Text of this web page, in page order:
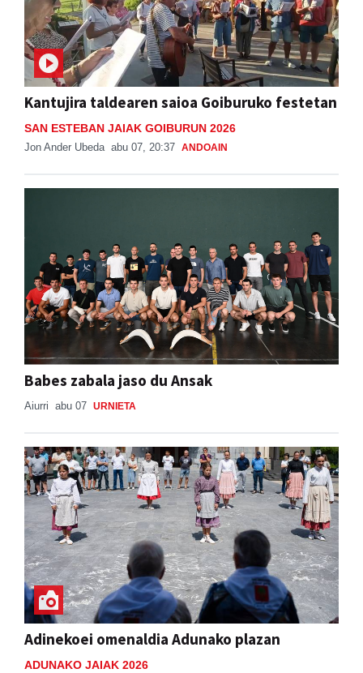
Kantujira taldearen saioa Goiburuko festetan
SAN ESTEBAN JAIAK GOIBURUN 2026
Jon Ander Ubeda abu 07, 20:37 ANDOAIN
Babes zabala jaso du Ansak
Aiurri abu 07 URNIETA
Adinekoei omenaldia Adunako plazan
ADUNAKO JAIAK 2026